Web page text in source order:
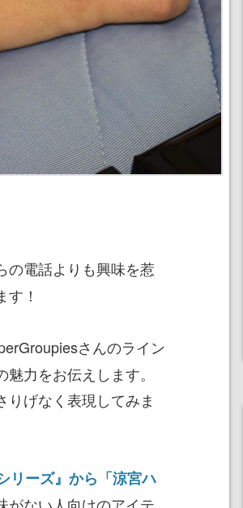
の電話よりも興味を惹
！
さんのライン
力をお伝えします。
げなく表現してみま
リーズ』から「涼宮ハ